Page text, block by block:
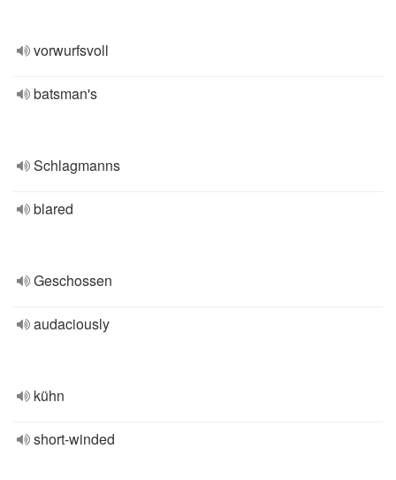
vorwurfsvoll
batsman's
Schlagmanns
blared
Geschossen
audaciously
kühn
short-winded